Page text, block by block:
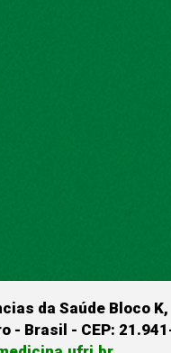
da Saúde Bloco K,
- Brasil - CEP: